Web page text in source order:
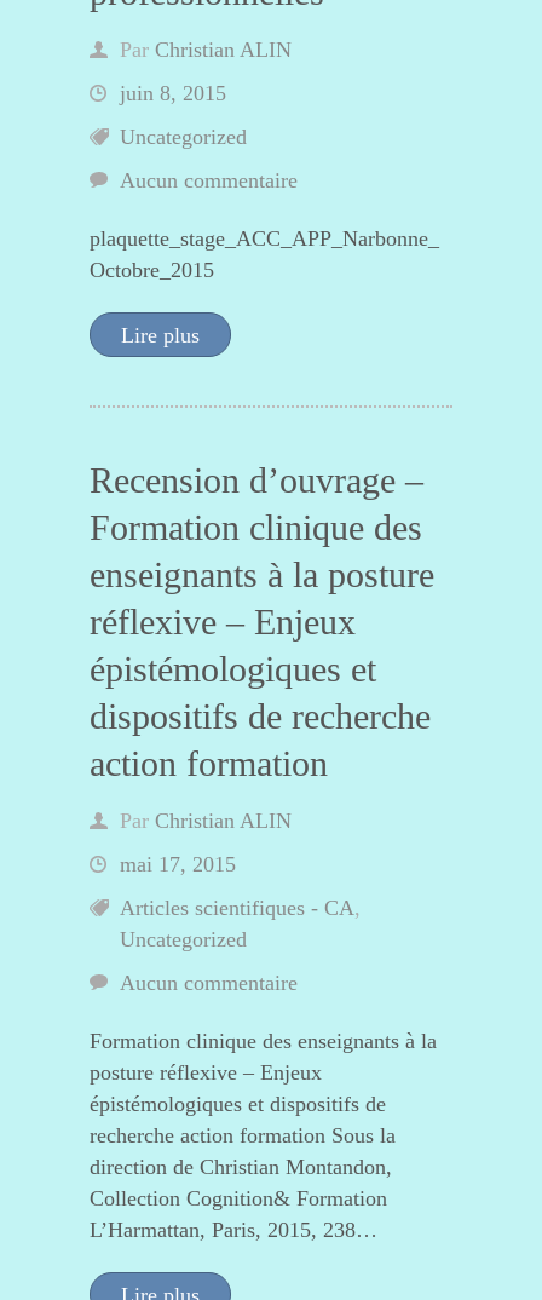
Par Christian ALIN
juin 8, 2015
Uncategorized
Aucun commentaire
plaquette_stage_ACC_APP_Narbonne_
Octobre_2015
Lire plus
Recension d’ouvrage –
Formation clinique des
enseignants à la posture
réflexive – Enjeux
épistémologiques et
dispositifs de recherche
action formation
Par Christian ALIN
mai 17, 2015
Articles scientifiques - CA,
Uncategorized
Aucun commentaire
Formation clinique des enseignants à la
posture réflexive – Enjeux
épistémologiques et dispositifs de
recherche action formation Sous la
direction de Christian Montandon,
Collection Cognition& Formation
L’Harmattan, Paris, 2015, 238…
Lire plus